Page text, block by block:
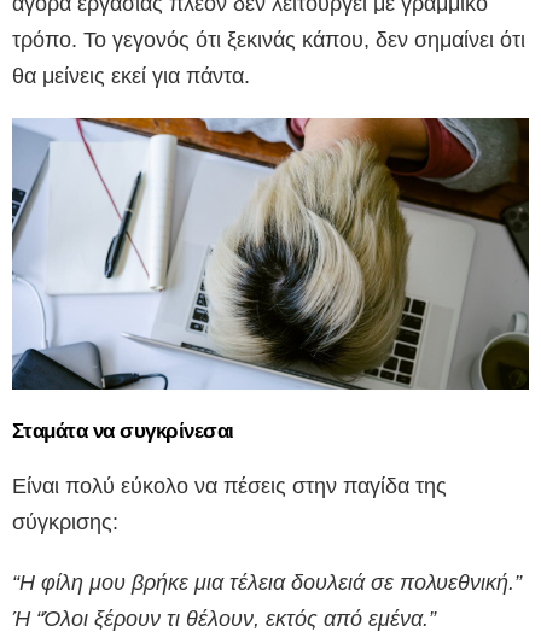
τρόπο. Το γεγονός ότι ξεκινάς κάπου, δεν σημαίνει ότι
θα μείνεις εκεί για πάντα.
Σταμάτα να συγκρίνεσαι
Είναι πολύ εύκολο να πέσεις στην παγίδα της
σύγκρισης:
“Η φίλη μου βρήκε μια τέλεια δουλειά σε πολυεθνική.”
Ή “Όλοι ξέρουν τι θέλουν, εκτός από εμένα.”